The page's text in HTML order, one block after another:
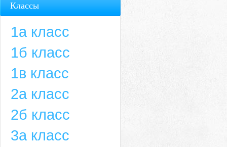
Классы
1а класс
1б класс
1в класс
2а класс
2б класс
3а класс